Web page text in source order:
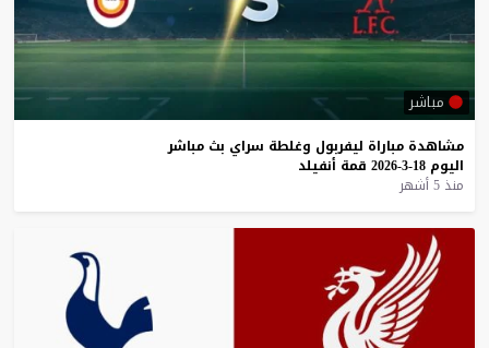
مباشر
مشاهدة مباراة ليفربول وغلطة سراي بث مباشر
اليوم 18-3-2026 قمة أنفيلد
منذ 5 أشهر